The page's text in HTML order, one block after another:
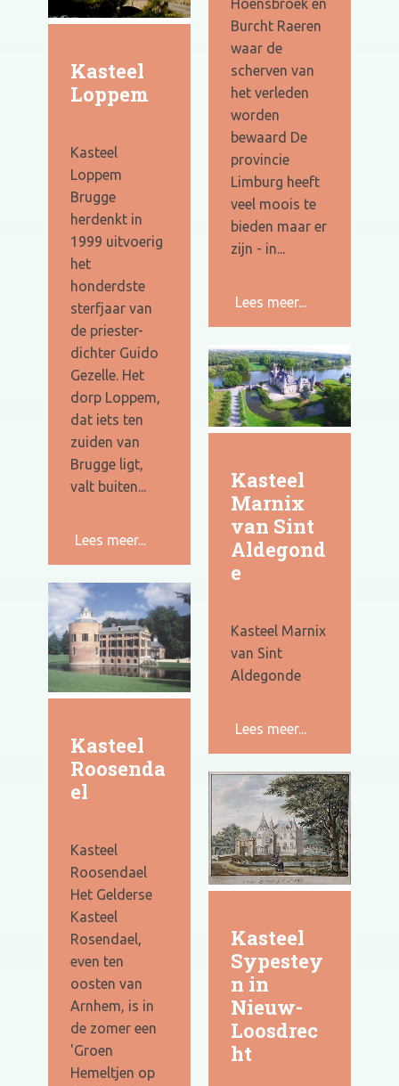
Hoensbroek en
Burcht Raeren
waar de
scherven van
het verleden
worden
bewaard De
provincie
Limburg heeft
veel moois te
bieden maar er
zijn - in...
Lees meer...
Kasteel
Loppem
Kasteel
Loppem
Brugge
herdenkt in
1999 uitvoerig
het
honderdste
sterfjaar van
de priester-
dichter Guido
Gezelle. Het
dorp Loppem,
dat iets ten
zuiden van
Brugge ligt,
valt buiten...
Lees meer...
Kasteel
Marnix
van Sint
Aldegond
e
Kasteel Marnix
van Sint
Aldegonde
Lees meer...
Kasteel
Roosenda
el
Kasteel
Roosendael
Het Gelderse
Kasteel
Rosendael,
even ten
oosten van
Arnhem, is in
de zomer een
'Groen
Hemeltjen op
Kasteel
Sypestey
n in
Nieuw-
Loosdrec
ht